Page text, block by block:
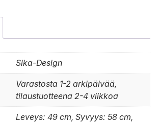
Sika-Design
Varastosta 1-2 arkipäivää,
tilaustuotteena 2-4 viikkoa
Leveys: 49 cm, Syvyys: 58 cm,